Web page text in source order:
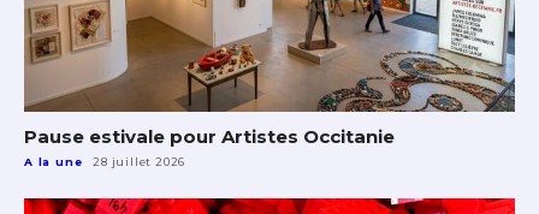
Pause estivale pour Artistes Occitanie
A la une 28 juillet 2026